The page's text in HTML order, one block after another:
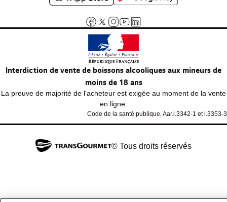
Interdiction de vente de boissons alcooliques aux mineurs de
moins de 18 ans
La preuve de majorité de l'acheteur est exigée au moment de la vente
en ligne.
Code de la santé publique, Aar.l.3342-1 et l.3353-3
© Tous droits réservés